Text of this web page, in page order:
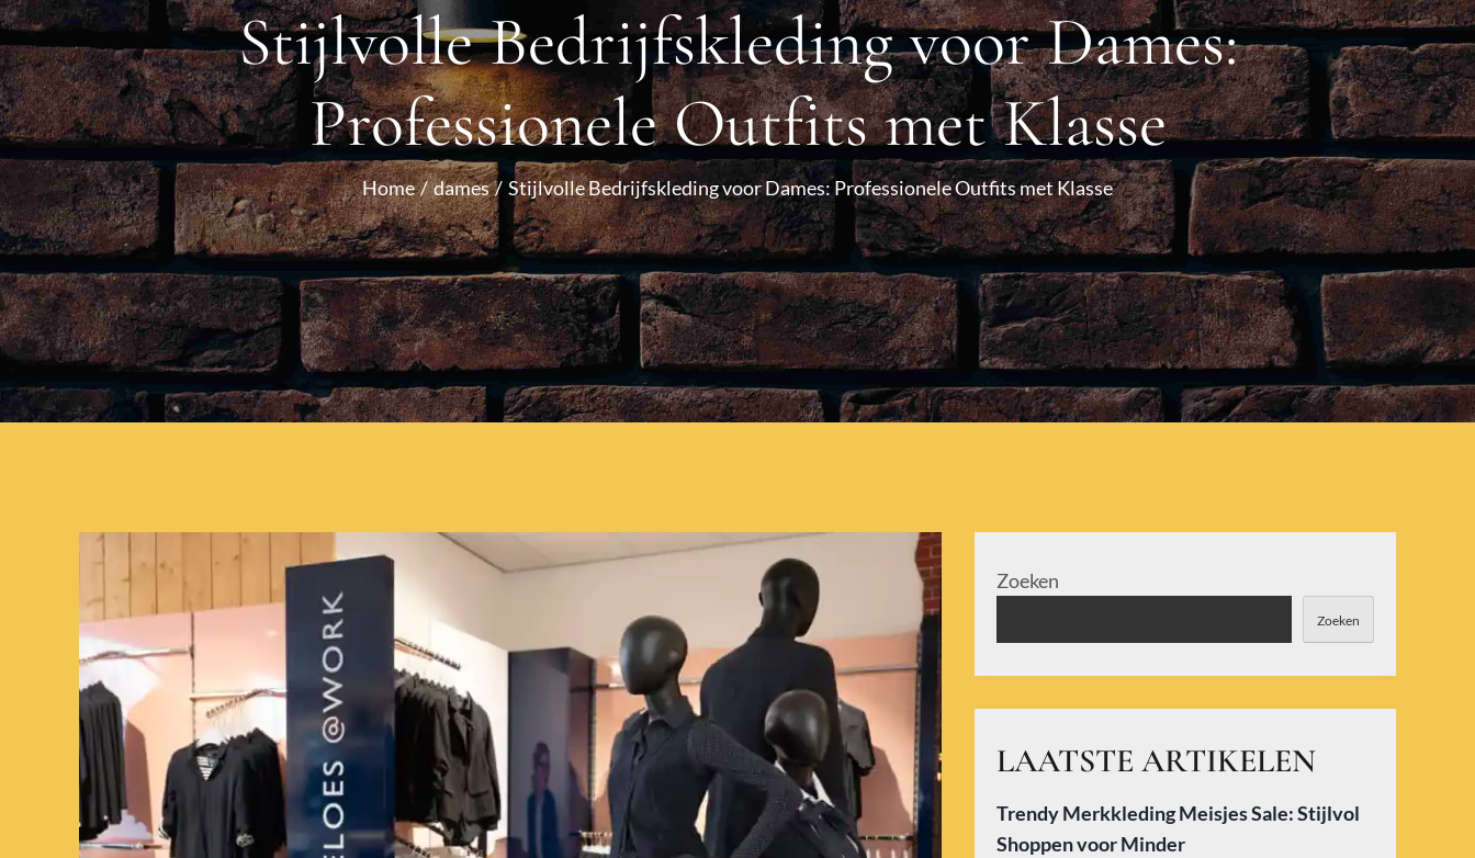
Stijlvolle Bedrijfskleding voor Dames:
Professionele Outfits met Klasse
Home dames Stijlvolle Bedrijfskleding voor Dames: Professionele Outfits met Klasse
Zoeken
Zoeken
LAATSTE ARTIKELEN
Trendy Merkkleding Meisjes Sale: Stijlvol
Shoppen voor Minder